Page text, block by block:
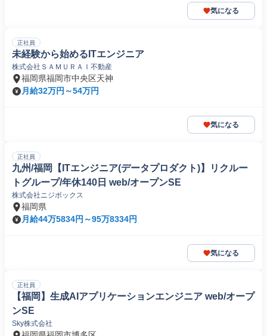
気になる
正社員
未経験から始めるITエンジニア
株式会社ＳＡＭＵＲＡＩ不動産
福岡県福岡市中央区天神
月給32万円～54万円
気になる
正社員
九州/福岡【ITエンジニア(データプロダクト)】リクルー
トグループ/年休140日 web/オープンSE
株式会社ニジボックス
福岡県
月給44万5834円～95万8334円
気になる
正社員
【福岡】生成AIアプリケーションエンジニア web/オープ
ンSE
Sky株式会社